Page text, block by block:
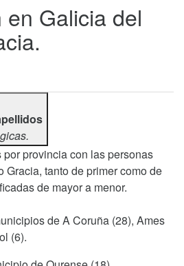
Galicia del
provincia con las personas
tanto de primer como de
de mayor a menor.
de A Coruña (28), Ames
(6).